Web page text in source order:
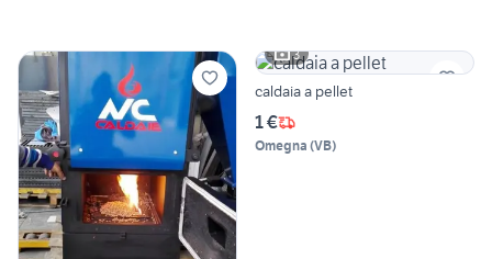
3
caldaia a pellet
1 €
Omegna (VB)